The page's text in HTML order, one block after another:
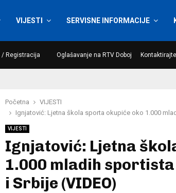
VIJESTI SERVISNE INFORMACIJE
/ Registracija Oglašavanje na RTV Doboj
Početna
VIJESTI
Ignjatović: Ljetna škola sporta okupiće oko 1.000
VIJESTI
Ignjatović: Ljetna
1.000 mladih
i Srbije (VIDEO)